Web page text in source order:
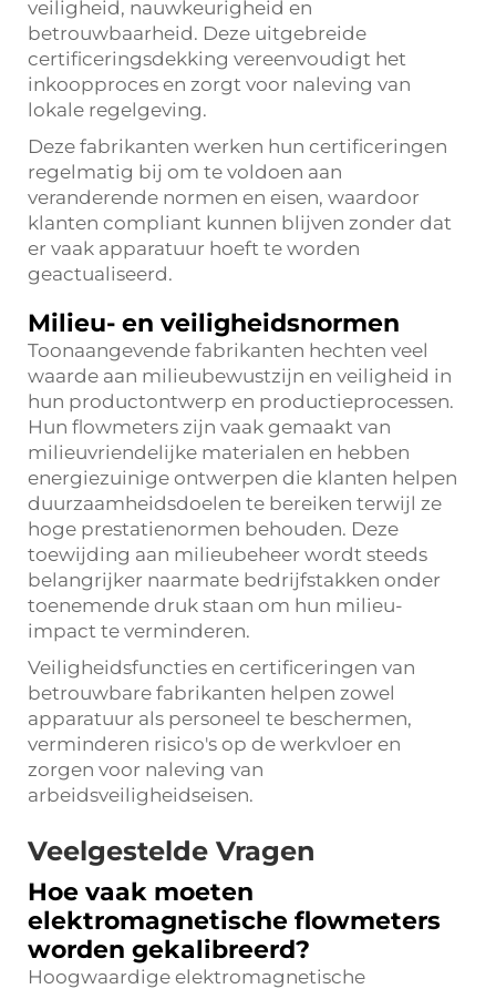
veiligheid, nauwkeurigheid en
betrouwbaarheid. Deze uitgebreide
certificeringsdekking vereenvoudigt het
inkoopproces en zorgt voor naleving van
lokale regelgeving.
Deze fabrikanten werken hun certificeringen
regelmatig bij om te voldoen aan
veranderende normen en eisen, waardoor
klanten compliant kunnen blijven zonder dat
er vaak apparatuur hoeft te worden
geactualiseerd.
Milieu- en veiligheidsnormen
Toonaangevende fabrikanten hechten veel
waarde aan milieubewustzijn en veiligheid in
hun productontwerp en productieprocessen.
Hun flowmeters zijn vaak gemaakt van
milieuvriendelijke materialen en hebben
energiezuinige ontwerpen die klanten helpen
duurzaamheidsdoelen te bereiken terwijl ze
hoge prestatienormen behouden. Deze
toewijding aan milieubeheer wordt steeds
belangrijker naarmate bedrijfstakken onder
toenemende druk staan om hun milieu-
impact te verminderen.
Veiligheidsfuncties en certificeringen van
betrouwbare fabrikanten helpen zowel
apparatuur als personeel te beschermen,
verminderen risico's op de werkvloer en
zorgen voor naleving van
arbeidsveiligheidseisen.
Veelgestelde Vragen
Hoe vaak moeten
elektromagnetische flowmeters
worden gekalibreerd?
Hoogwaardige elektromagnetische